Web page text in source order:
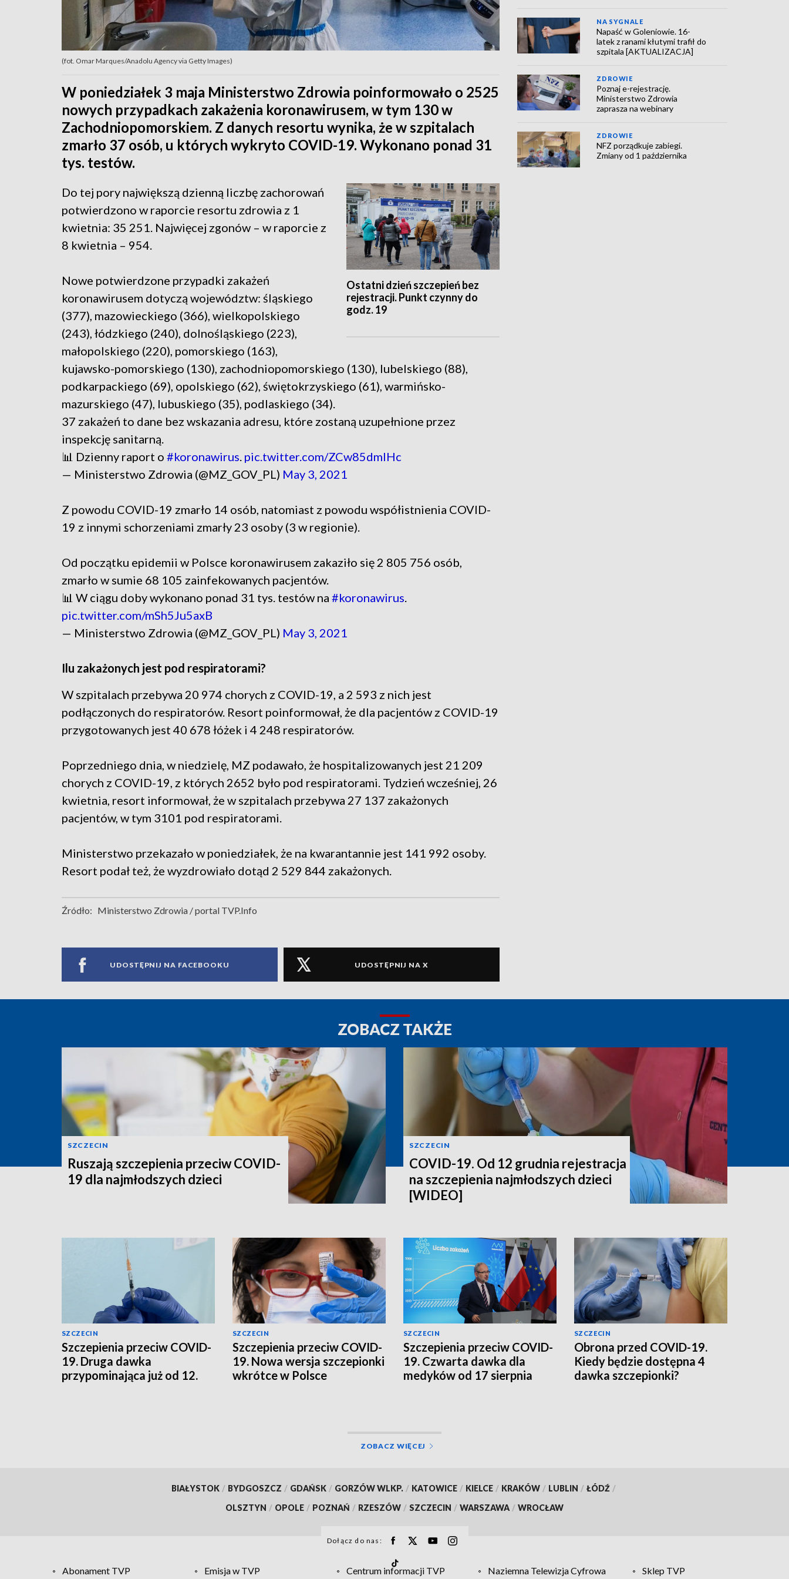
(fot. Omar Marques/Anadolu Agency via Getty Images)
W poniedziałek 3 maja Ministerstwo Zdrowia poinformowało o 2525
nowych przypadkach zakażenia koronawirusem, w tym 130 w
Zachodniopomorskiem. Z danych resortu wynika, że w szpitalach
zmarło 37 osób, u których wykryto COVID-19. Wykonano ponad 31
tys. testów.
Ostatni dzień szczepień bez
rejestracji. Punkt czynny do
godz. 19
Do tej pory największą dzienną liczbę zachorowań
potwierdzono w raporcie resortu zdrowia z 1
kwietnia: 35 251. Najwięcej zgonów – w raporcie z
8 kwietnia – 954.
Nowe potwierdzone przypadki zakażeń
koronawirusem dotyczą województw: śląskiego
(377), mazowieckiego (366), wielkopolskiego
(243), łódzkiego (240), dolnośląskiego (223),
małopolskiego (220), pomorskiego (163),
kujawsko-pomorskiego (130), zachodniopomorskiego (130), lubelskiego (88),
podkarpackiego (69), opolskiego (62), świętokrzyskiego (61), warmińsko-
mazurskiego (47), lubuskiego (35), podlaskiego (34).
37 zakażeń to dane bez wskazania adresu, które zostaną uzupełnione przez
inspekcję sanitarną.
📊 Dzienny raport o #koronawirus. pic.twitter.com/ZCw85dmIHc
— Ministerstwo Zdrowia (@MZ_GOV_PL) May 3, 2021
Z powodu COVID-19 zmarło 14 osób, natomiast z powodu współistnienia COVID-
19 z innymi schorzeniami zmarły 23 osoby (3 w regionie).
Od początku epidemii w Polsce koronawirusem zakaziło się 2 805 756 osób,
zmarło w sumie 68 105 zainfekowanych pacjentów.
📊 W ciągu doby wykonano ponad 31 tys. testów na #koronawirus.
pic.twitter.com/mSh5Ju5axB
— Ministerstwo Zdrowia (@MZ_GOV_PL) May 3, 2021
Ilu zakażonych jest pod respiratorami?
W szpitalach przebywa 20 974 chorych z COVID-19, a 2 593 z nich jest
podłączonych do respiratorów. Resort poinformował, że dla pacjentów z COVID-19
przygotowanych jest 40 678 łóżek i 4 248 respiratorów.
Poprzedniego dnia, w niedzielę, MZ podawało, że hospitalizowanych jest 21 209
chorych z COVID-19, z których 2652 było pod respiratorami. Tydzień wcześniej, 26
kwietnia, resort informował, że w szpitalach przebywa 27 137 zakażonych
pacjentów, w tym 3101 pod respiratorami.
Ministerstwo przekazało w poniedziałek, że na kwarantannie jest 141 992 osoby.
Resort podał też, że wyzdrowiało dotąd 2 529 844 zakażonych.
Źródło: Ministerstwo Zdrowia / portal TVP.Info
UDOSTĘPNIJ NA FACEBOOKU UDOSTĘPNIJ NA X
NA SYGNALE
Napaść w Goleniowie. 16-
latek z ranami kłutymi trafił do
szpitala [AKTUALIZACJA]
ZDROWIE
Poznaj e-rejestrację.
Ministerstwo Zdrowia
zaprasza na webinary
ZDROWIE
NFZ porządkuje zabiegi.
Zmiany od 1 października
ZOBACZ TAKŻE
SZCZECIN
Ruszają szczepienia przeciw COVID-
19 dla najmłodszych dzieci
SZCZECIN
COVID-19. Od 12 grudnia rejestracja
na szczepienia najmłodszych dzieci
[WIDEO]
SZCZECIN
Szczepienia przeciw COVID-
19. Druga dawka
przypominająca już od 12.
SZCZECIN
Szczepienia przeciw COVID-
19. Nowa wersja szczepionki
wkrótce w Polsce
SZCZECIN
Szczepienia przeciw COVID-
19. Czwarta dawka dla
medyków od 17 sierpnia
SZCZECIN
Obrona przed COVID-19.
Kiedy będzie dostępna 4
dawka szczepionki?
ZOBACZ WIĘCEJ
BIAŁYSTOK / BYDGOSZCZ / GDAŃSK / GORZÓW WLKP. / KATOWICE / KIELCE / KRAKÓW / LUBLIN / ŁÓDŹ /
OLSZTYN / OPOLE / POZNAŃ / RZESZÓW / SZCZECIN / WARSZAWA / WROCŁAW
Dołącz do nas:
Abonament TVP Emisja w TVP Centrum informacji TVP Naziemna Telewizja Cyfrowa Sklep TVP